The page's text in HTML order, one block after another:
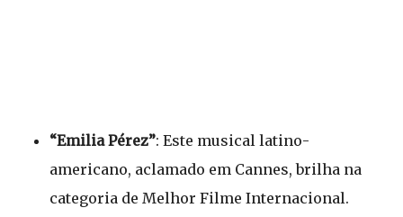
“Emilia Pérez”: Este musical latino-
americano, aclamado em Cannes, brilha na
categoria de Melhor Filme Internacional.